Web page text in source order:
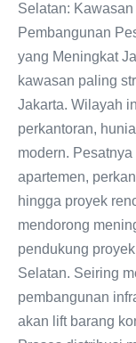
Selatan:
Pembangunan
yang Meningkat
kawasan paling
Jakarta. Wilayah
perkantoran,
modern.
apartemen,
hingga proyek
mendorong
pendukung
Selatan. Seiring
pembangunan
akan lift barang